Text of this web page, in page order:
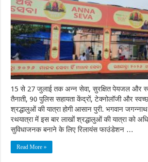
15 से 27 जुलाई तक अन्न सेवा, सुरक्षित पेयजल और
तैनाती, 90 पुलिस सहायता केंद्रों, टेक्नोलॉजी और
श्रद्धालुओं की यात्रा होगी आसान पुरी. भगवान जगन्नाथ
रथयात्रा में इस बार लाखों श्रद्धालुओं की यात्रा को
सुविधाजनक बनाने के लिए रिलायंस फाउंडेशन …
Read More »